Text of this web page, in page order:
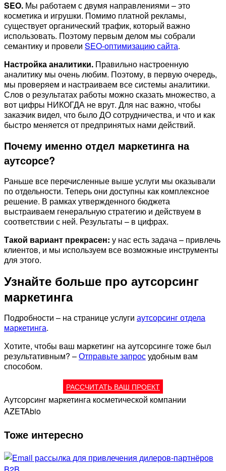
SEO. Мы работаем с двумя направлениями – это
косметика и игрушки. Помимо платной рекламы,
существует органический трафик, который важно
использовать. Поэтому первым делом мы собрали
семантику и провели SEO-оптимизацию сайта.
Настройка аналитики. Правильно настроенную
аналитику мы очень любим. Поэтому, в первую очередь,
мы проверяем и настраиваем все системы аналитики.
Слов о результатах работы можно сказать множество, а
вот цифры НИКОГДА не врут. Для нас важно, чтобы
заказчик видел, что было ДО сотрудничества, и что и как
быстро меняется от предпринятых нами действий.
Почему именно отдел маркетинга на
аутсорсе?
Раньше все перечисленные выше услуги мы оказывали
по отдельности. Теперь они доступны как комплексное
решение. В рамках утвержденного бюджета
выстраиваем генеральную стратегию и действуем в
соответствии с ней. Результаты – в цифрах.
Такой вариант прекрасен: у нас есть задача – привлечь
клиентов, и мы используем все возможные инструменты
для этого.
Узнайте больше про аутсорсинг
маркетинга
Подробности – на странице услуги аутсорсинг отдела
маркетинга.
Хотите, чтобы ваш маркетинг на аутсорсинге тоже был
результативным? –Отправьте запросудобным вам
способом.
РАССЧИТАТЬ ВАШ ПРОЕКТ
Аутсорсинг маркетинга косметической компании
AZETAbio
Тоже интересно